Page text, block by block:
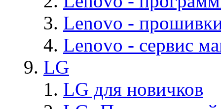
Lenovo -
Lenovo - cервис
LG
LG для новичков